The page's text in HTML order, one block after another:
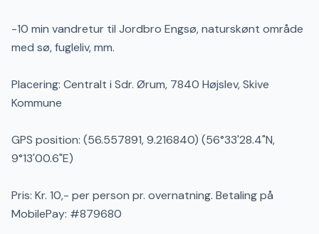
-10 min vandretur til Jordbro Engsø, naturskønt område
med sø, fugleliv, mm.
Placering: Centralt i Sdr. Ørum, 7840 Højslev, Skive
Kommune
GPS position: (56.557891, 9.216840) (56°33'28.4"N,
9°13'00.6"E)
Pris: Kr. 10,- per person pr. overnatning. Betaling på
MobilePay: #879680